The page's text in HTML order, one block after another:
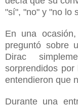
"sí", "no" y "no lo
En una
preguntó sobre
Dirac
sorprendidos
entendieron que
Durante una